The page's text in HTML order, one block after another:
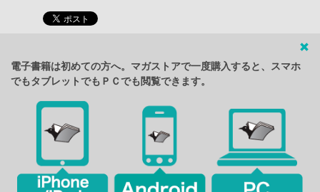
電子書籍は初めての方へ。マガストアで一度購入すると、スマホ
でもタブレットでもＰＣでも閲覧できます。